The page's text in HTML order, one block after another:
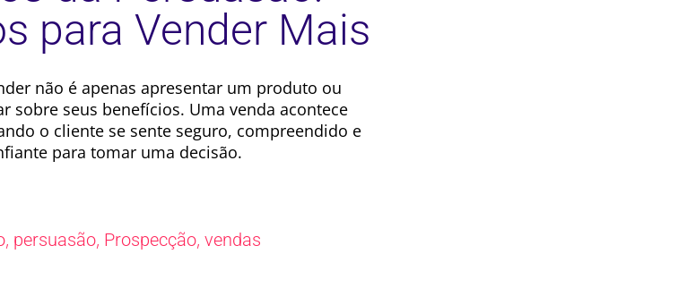
para Vender Mais
não é apenas apresentar um produto ou
sobre seus benefícios. Uma venda acontece
o cliente se sente seguro, compreendido e
para tomar uma decisão.
, persuasão, Prospecção, vendas